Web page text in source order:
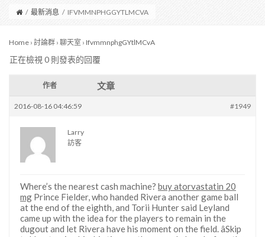
/ 最新消息 / IFVMMNPHGGYTLMCVA
Home › 討論群 › 聊天室 › IfvmmnphgGYtlMCvA
正在檢視 0 則發表的回覆
作者 文章
2016-08-16 04:46:59 #1949
Larry
訪客
Where’s the nearest cash machine? buy atorvastatin 20
mg Prince Fielder, who handed Rivera another game ball
at the end of the eighth, and Torii Hunter said Leyland
came up with the idea for the players to remain in the
dugout and let Rivera have his moment on the field. âSkip